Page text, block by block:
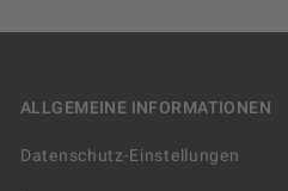
ALLGEMEINE INFORMATIONEN
Datenschutz-Einstellungen